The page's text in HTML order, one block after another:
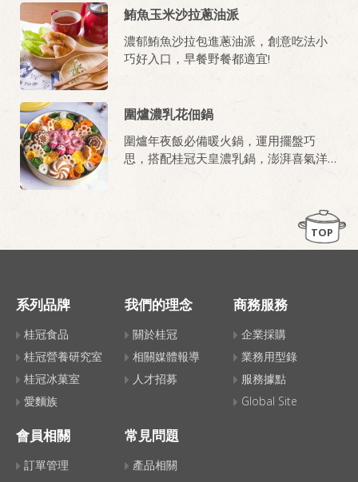
粒口感讓人一試上癮。即將迎來鼠年，
不如就來試作可愛的小老鼠造型，和孩
子們動手捏捏樂，應景一下吧！
鮪魚玉米沙拉蔥油派
濃郁鮪魚沙拉包進蔥油派，創意吃法小
巧好入口，早餐野餐都適宜!
圍爐濃乳花佃鍋
圍爐年夜飯必備暖火鍋，運用擺盤巧
思，搭配桂冠天皇濃乳鍋，澎湃喜氣洋
TOP
系列品牌
桂冠食品
桂冠營養研究室
桂冠冰菓室
愛麵族
我們的理念
關於桂冠
相關媒體報導
人才招募
商務服務
企業採購
業務用型錄
服務據點
Global Site
會員相關
訂單管理
常見問題
產品相關